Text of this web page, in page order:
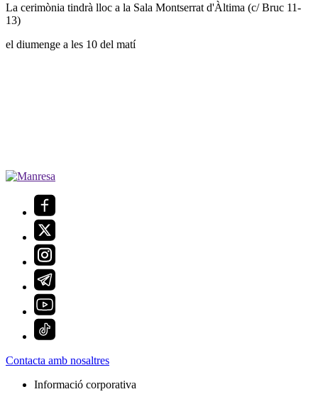
La cerimònia tindrà lloc a la Sala Montserrat d'Àltima (c/ Bruc 11-
13)
el diumenge a les 10 del matí
Contacta amb nosaltres
Informació corporativa